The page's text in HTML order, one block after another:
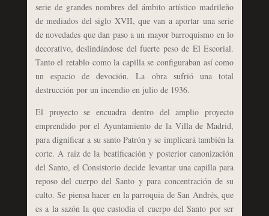
serie de grandes nombres del ámbito artístico madrileño
de mediados del siglo XVII, que van a aportar una serie
de novedades que dan paso a un mayor barroquismo en lo
decorativo, deslindándose del fuerte peso de El Escorial.
Tanto el retablo como la capilla se configuraban así como
un espacio de devoción. La obra sufrió una total
destrucción por un incendio en julio de 1936.
El proyecto se encuadra dentro del amplio proyecto
emprendido por el Ayuntamiento de la Villa de Madrid,
para dignificar a su santo Patrón y se implicará también la
corte. A raíz de la beatificación y posterior canonización
del Santo, el Consistorio decide levantar una capilla para
reposo del cuerpo del Santo y para concentración de su
culto. Se piensa hacer en la parroquia de San Andrés, que
es a la sazón la que custodia el cuerpo del Santo por ser